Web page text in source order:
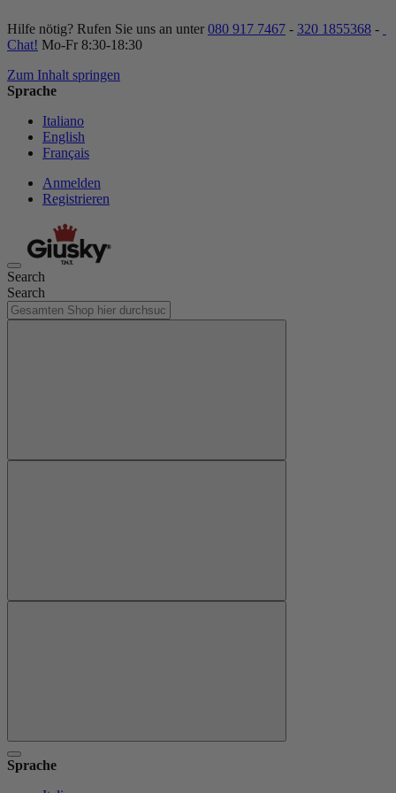
Hilfe nötig? Rufen Sie uns an unter 080 917 7467 - 320 1855368 -
Chat! Mo-Fr 8:30-18:30
Zum Inhalt springen
Sprache
Italiano
English
Français
Anmelden
Registrieren
Search
Search
Sprache